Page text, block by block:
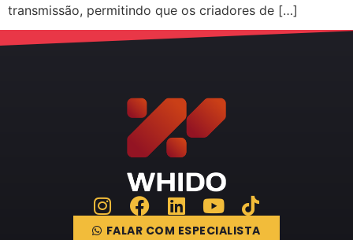
transmissão, permitindo que os criadores de […]
FALAR COM ESPECIALISTA